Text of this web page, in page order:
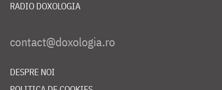
RADIO DOXOLOGIA
DESPRE NOI